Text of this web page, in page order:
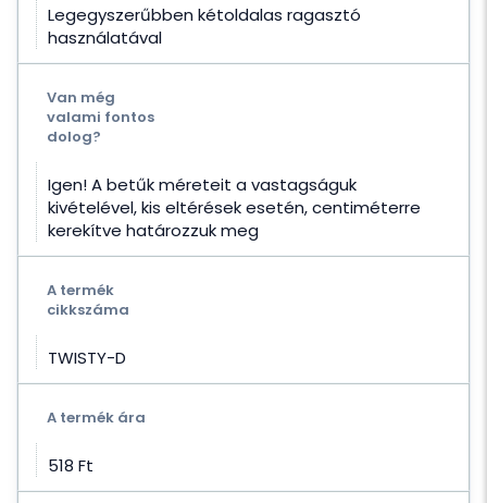
Legegyszerűbben kétoldalas ragasztó
használatával
Van még
valami fontos
dolog?
Igen! A betűk méreteit a vastagságuk
kivételével, kis eltérések esetén, centiméterre
kerekítve határozzuk meg
A termék
cikkszáma
TWISTY-D
A termék ára
518 Ft‎